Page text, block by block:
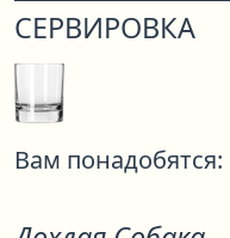
СЕРВИРОВКА
Вам понадобятся: